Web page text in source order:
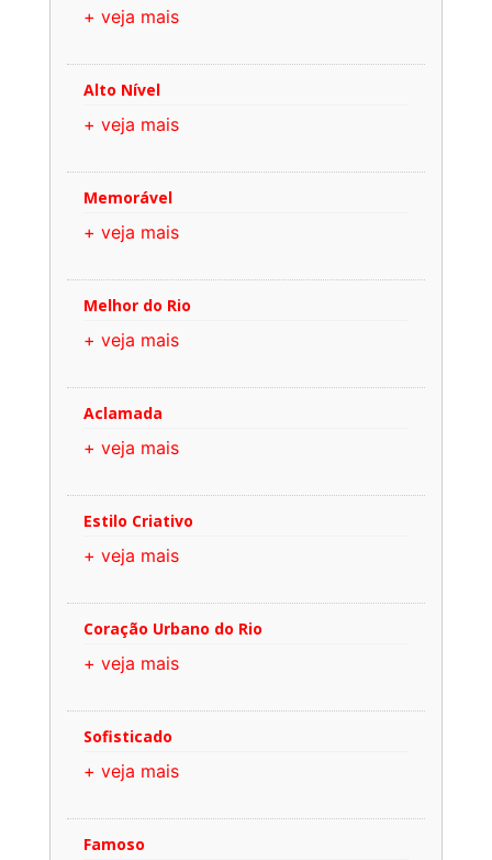
+ veja mais
Alto Nível
+ veja mais
Memorável
+ veja mais
Melhor do Rio
+ veja mais
Aclamada
+ veja mais
Estilo Criativo
+ veja mais
Coração Urbano do Rio
+ veja mais
Sofisticado
+ veja mais
Famoso